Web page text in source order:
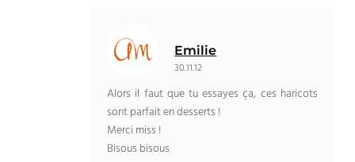
Emilie
30.11.12
Alors il faut que tu essayes ça, ces haricots
sont parfait en desserts !
Merci miss !
Bisous bisous